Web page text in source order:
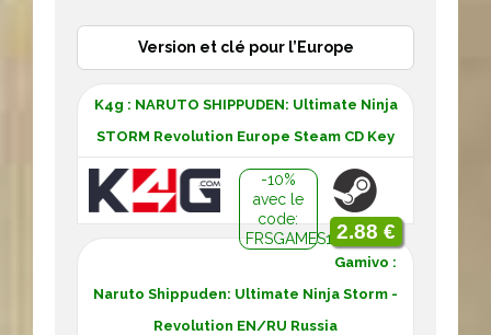
Version et clé pour l’Europe
K4g : NARUTO SHIPPUDEN: Ultimate Ninja
STORM Revolution Europe Steam CD Key
-10%
avec le
code:
FRSGAMES102.88 €
Gamivo :
Naruto Shippuden: Ultimate Ninja Storm -
Revolution EN/RU Russia